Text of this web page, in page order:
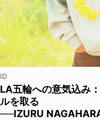
ID
LA五輪への意気込み
ルを取る
──IZURU